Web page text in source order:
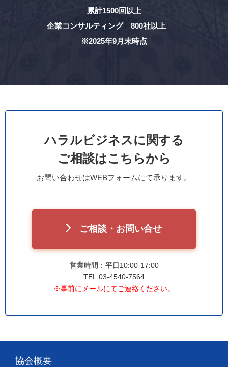
累計1500回以上
企業コンサルティング 800社以上
※2025年9月末時点
ハラルビジネスに関する
ご相談はこちらから
お問い合わせはWEBフォームにて承ります。
ご相談・お問い合せ
営業時間：平日10:00-17:00
TEL:03-4540-7564
※事前にメールにてご連絡ください。
協会概要